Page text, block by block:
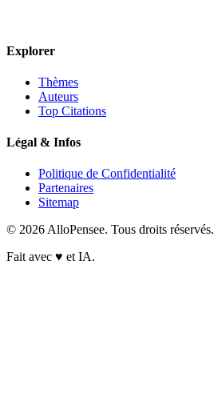
Explorer
Thèmes
Auteurs
Top Citations
Légal & Infos
Politique de Confidentialité
Partenaires
Sitemap
© 2026 AlloPensee. Tous droits réservés.
Fait avec ♥ et IA.